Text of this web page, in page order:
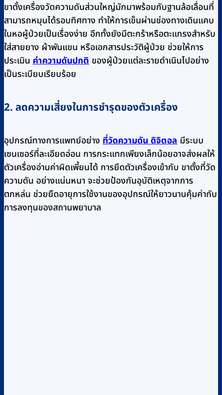
ขาตั้งเครื่องวัดความดันส่วนใหญ่มักมาพร้อมกับฐานล้อเลื่อนที่
สามารถหมุนได้รอบทิศทาง ทำให้การเข็นผ่านช่องทางเดินแคบ
ในหอผู้ป่วยเป็นเรื่องง่าย อีกทั้งยังมีตะกร้าหรือตะแกรงสำหรับ
ใส่สายยาง ผ้าพันแขน หรือเอกสารประวัติผู้ป่วย ช่วยให้การ
ประเมิน ค่าความดันปกติ ของผู้ป่วยแต่ละรายดำเนินไปอย่าง
เป็นระเบียบเรียบร้อย
2. ลดความเสี่ยงในการชำรุดของตัวเครื่อง
อุปกรณ์ทางการแพทย์อย่าง ที่วัดความดัน ดิจิตอล มีระบบ
เซนเซอร์ที่ละเอียดอ่อน การกระแทกเพียงเล็กน้อยอาจส่งผลให้
ตัวเครื่องอ่านค่าผิดเพี้ยนได้ การยึดตัวเครื่องเข้ากับ ขาตั้งที่วัด
ความดัน อย่างแน่นหนา จะช่วยป้องกันอุบัติเหตุจากการ
ตกหล่น ช่วยยืดอายุการใช้งานของอุปกรณ์ให้ยาวนานคุ้มค่ากับ
การลงทุนของสถานพยาบาล